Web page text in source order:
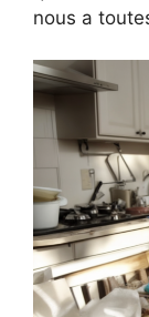
nous a